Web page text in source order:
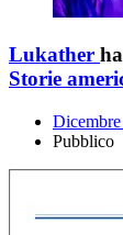
Lukather
Storie
Pubblico